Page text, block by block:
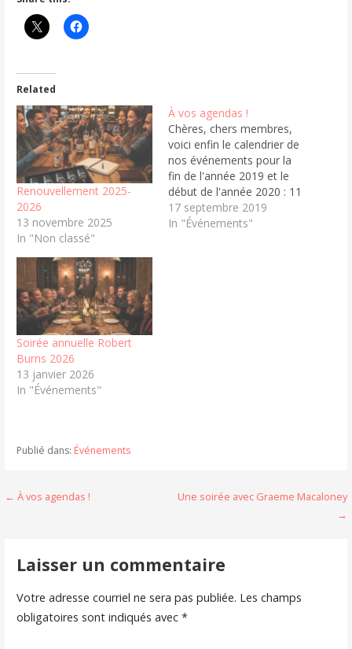
Related
Renouvellement 2025-
2026
13 novembre 2025
In "Non classé"
À vos agendas !
Chères, chers membres,
voici enfin le calendrier de
nos événements pour la
fin de l'année 2019 et le
début de l'année 2020 : 11
septembre : Soirée
Bunnahabhain 16 octobre
17 septembre 2019
In "Événements"
Soirée annuelle Robert
Burns 2026
13 janvier 2026
In "Événements"
Publié dans: Événements
Navigation
l'article
← À vos agendas !
Une soirée avec Graeme Macaloney
→
Laisser un commentaire
Votre adresse courriel ne sera pas publiée. Les champs
obligatoires sont indiqués avec *